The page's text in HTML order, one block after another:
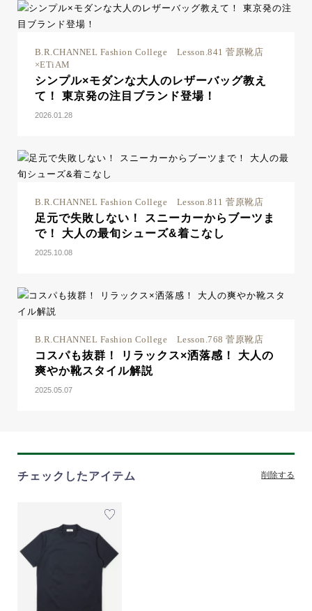
B.R.CHANNEL Fashion College Lesson.841 菅原靴店
×ETiAM
シンプル×モダンな大人のレザーバッグ教え
て！ 東京発の注目ブランド登場！
2026.01.28
B.R.CHANNEL Fashion College Lesson.811 菅原靴店
足元で失敗しない！ スニーカーからブーツま
で！ 大人の最旬シューズ&着こなし
2025.10.08
B.R.CHANNEL Fashion College Lesson.768 菅原靴店
コスパも抜群！ リラックス×洒落感！ 大人の
爽やか靴スタイル解説
2025.05.07
チェックしたアイテム 削除する